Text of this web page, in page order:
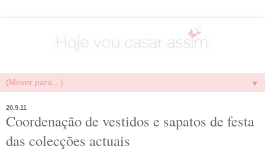
▼
20.9.11
Coordenação de vestidos e sapatos de festa
das colecções actuais